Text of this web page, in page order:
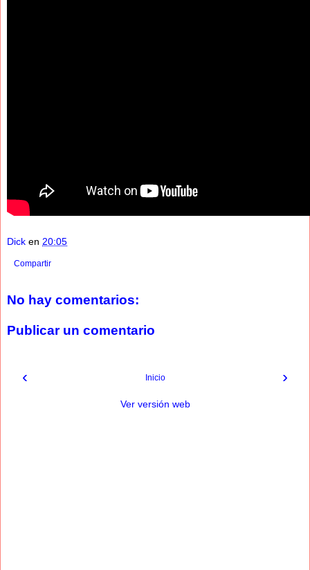
Dick en 20:05
Compartir
No hay comentarios:
Publicar un comentario
‹ ›
Inicio
Ver versión web